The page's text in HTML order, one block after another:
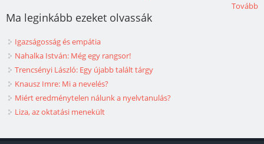
Tovább
Ma leginkább ezeket olvassák
Igazságosság és empátia
Nahalka István: Még egy rangsor!
Trencsényi László: Egy újabb talált tárgy
Knausz Imre: Mi a nevelés?
Miért eredménytelen nálunk a nyelvtanulás?
Liza, az oktatási menekült